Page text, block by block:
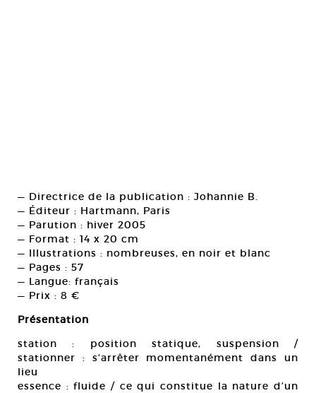
— Directrice de la publication : Johannie B.
— Éditeur : Hartmann, Paris
— Parution : hiver 2005
— Format : 14 x 20 cm
— Illustrations : nombreuses, en noir et blanc
— Pages : 57
— Langue: français
— Prix : 8 €
Présentation
station : position statique, suspension /
stationner : s’arrêter momentanément dans un
lieu
essence : fluide / ce qui constitue la nature d’un